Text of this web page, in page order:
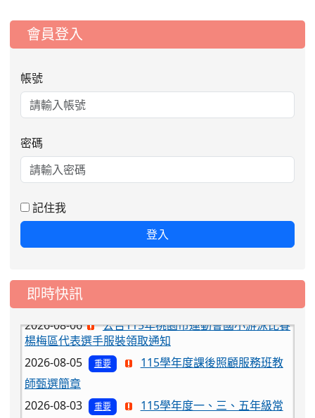
::: 會員登入
帳號
密碼
記住我
登入
即時快訊
2026-08-06
公告115年桃園市運動會國小游泳比賽
楊梅區代表選手服裝領取通知
2026-08-05
重要
115學年度課後照顧服務班教
師甄選簡章
2026-08-03
態編班結果公告